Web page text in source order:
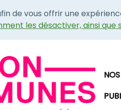
de vous offrir une
les désactiver, ainsi